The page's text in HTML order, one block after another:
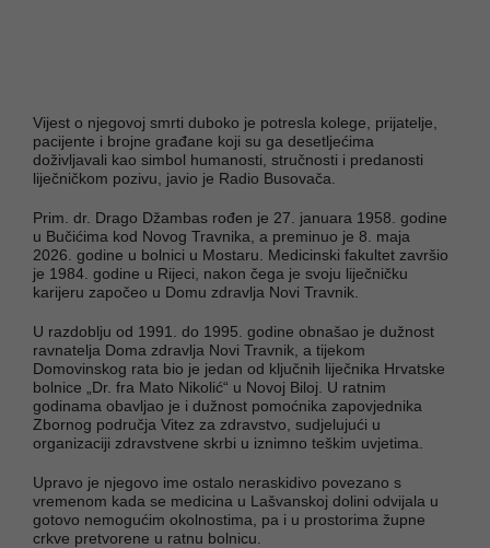
Vijest o njegovoj smrti duboko je potresla kolege, prijatelje,
pacijente i brojne građane koji su ga desetljećima
doživljavali kao simbol humanosti, stručnosti i predanosti
liječničkom pozivu, javio je Radio Busovača.
Prim. dr. Drago Džambas rođen je 27. januara 1958. godine
u Bučićima kod Novog Travnika, a preminuo je 8. maja
2026. godine u bolnici u Mostaru. Medicinski fakultet završio
je 1984. godine u Rijeci, nakon čega je svoju liječničku
karijeru započeo u Domu zdravlja Novi Travnik.
U razdoblju od 1991. do 1995. godine obnašao je dužnost
ravnatelja Doma zdravlja Novi Travnik, a tijekom
Domovinskog rata bio je jedan od ključnih liječnika Hrvatske
bolnice „Dr. fra Mato Nikolić“ u Novoj Biloj. U ratnim
godinama obavljao je i dužnost pomoćnika zapovjednika
Zbornog područja Vitez za zdravstvo, sudjelujući u
organizaciji zdravstvene skrbi u iznimno teškim uvjetima.
Upravo je njegovo ime ostalo neraskidivo povezano s
vremenom kada se medicina u Lašvanskoj dolini odvijala u
gotovo nemogućim okolnostima, pa i u prostorima župne
crkve pretvorene u ratnu bolnicu.